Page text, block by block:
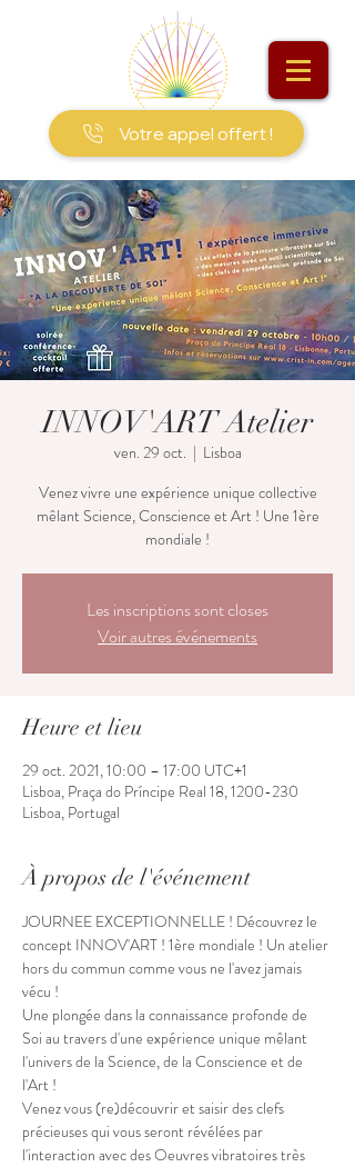
Votre appel offert !
INNOV'ART Atelier
ven. 29 oct.
  |
Lisboa
Venez vivre une expérience unique collective
mêlant Science, Conscience et Art ! Une 1ère
mondiale !
Les inscriptions sont closes
Voir autres événements
Heure et lieu
29 oct. 2021, 10:00 – 17:00 UTC+1
Lisboa, Praça do Príncipe Real 18, 1200-230
Lisboa, Portugal
À propos de l'événement
JOURNEE EXCEPTIONNELLE ! Découvrez le
concept INNOV'ART ! 1ère mondiale ! Un atelier
hors du commun comme vous ne l'avez jamais
vécu !
Une plongée dans la connaissance profonde de
Soi au travers d'une expérience unique mêlant
l'univers de la Science, de la Conscience et de
l'Art !
Venez vous (re)découvrir et saisir des clefs
précieuses qui vous seront révélées par
l'interaction avec des Oeuvres vibratoires très